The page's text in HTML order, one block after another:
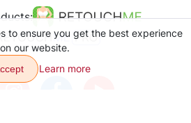
to ensure you get the best experience
on our website.
Learn more